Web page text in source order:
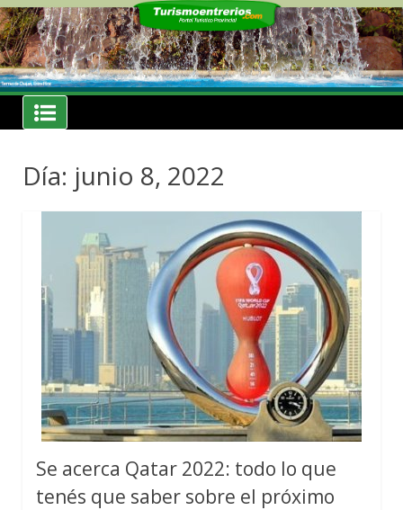
Skip
to
content
Noticias
Turismoentrerios.com
Día: junio 8, 2022
Se acerca Qatar 2022: todo lo que
tenés que saber sobre el próximo